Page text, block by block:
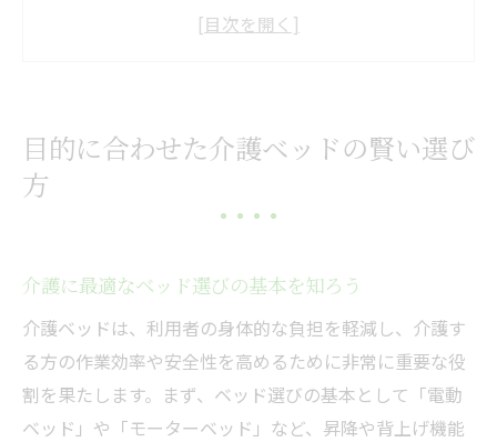
介護保険を活用した賢い選び方のヒント
介護ベッドレンタルの費用と購入価格の違
自費レンタル時の介護ベッド相場を解説
介護保険適用で費用負担を軽減する方法
長期利用時の介護ベッドのコストシミュレ
ーション
補助金や介護保険の活用方法を徹底解説
目的に合わせた介護ベッドの賢い選び
方
介護に最適なベッド選びの基本を知ろう
介護ベッドは、利用者の身体的な負担を軽減し、介護す
る方の作業効率や安全性を高めるために非常に重要な役
割を果たします。まず、ベッド選びの基本として「電動
ベッド」や「モーターベッド」など、昇降や背上げ機能